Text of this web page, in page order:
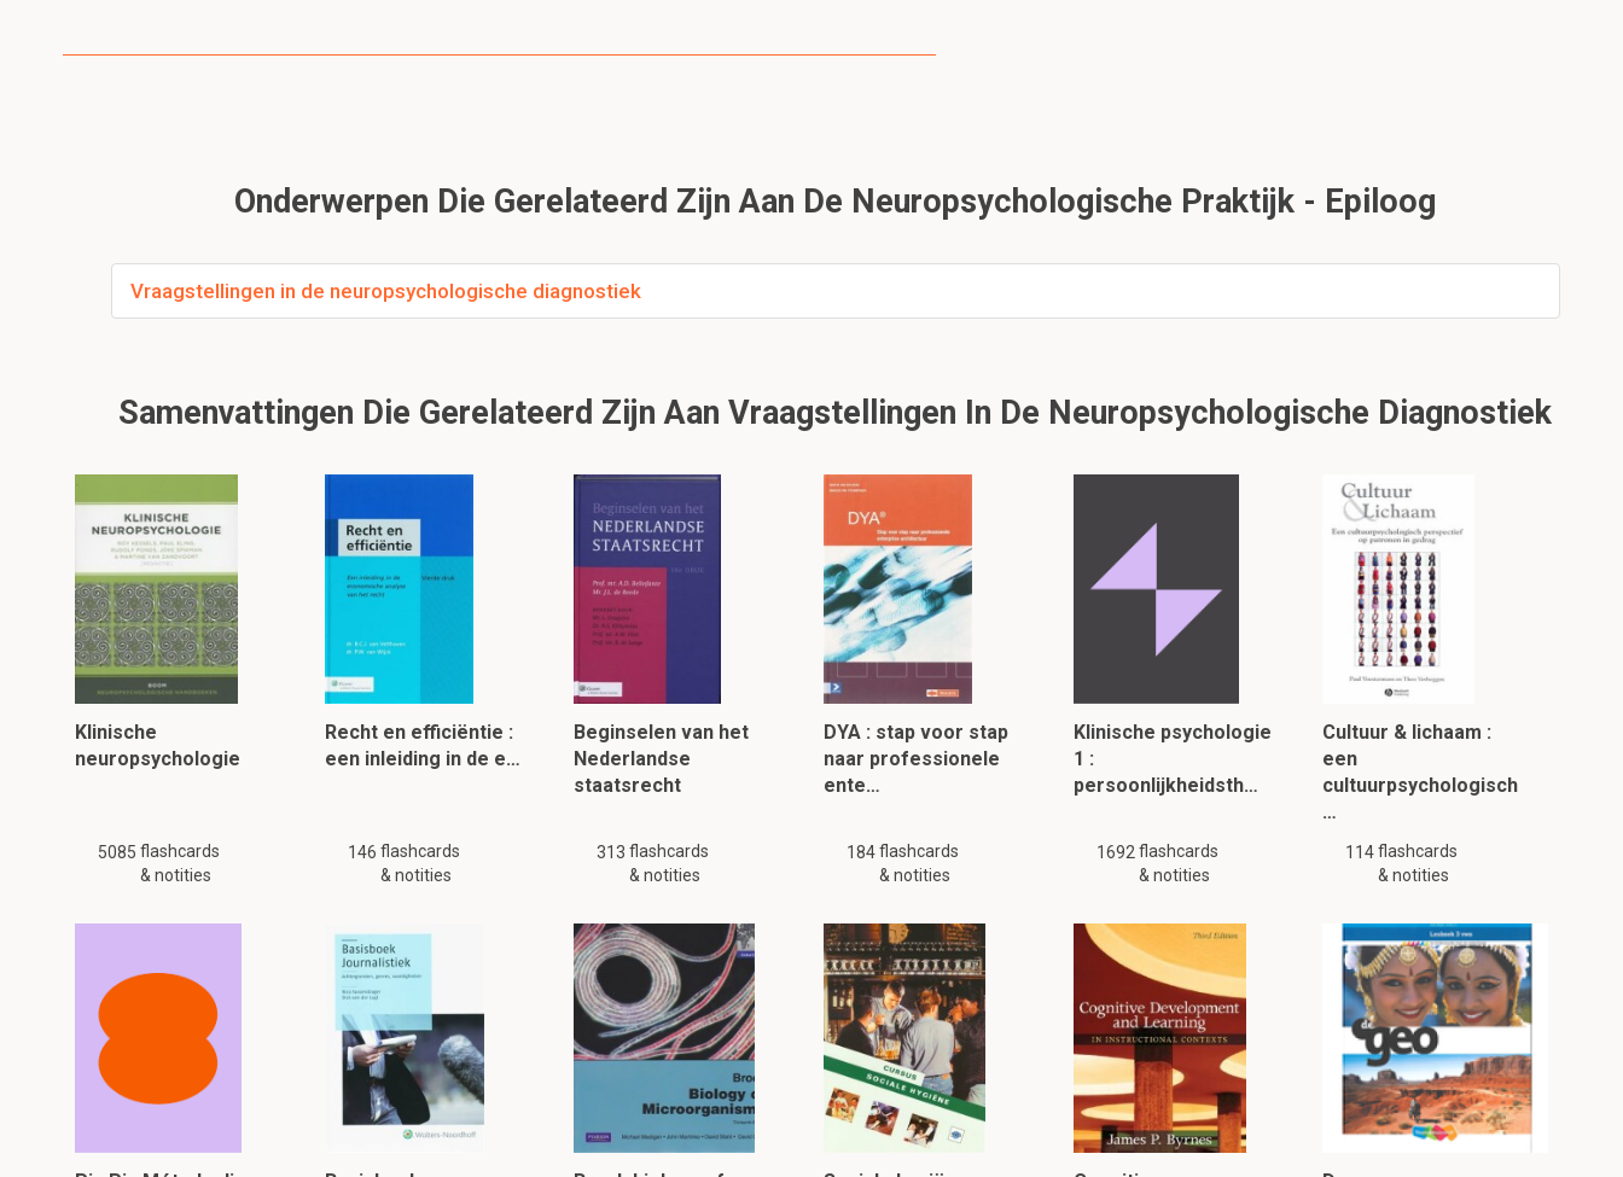
Onderwerpen Die Gerelateerd Zijn Aan De Neuropsychologische Praktijk - Epiloog
Vraagstellingen in de neuropsychologische diagnostiek
Samenvattingen Die Gerelateerd Zijn Aan Vraagstellingen In De Neuropsychologische Diagnostiek
Klinische
neuropsychologie
5085 flashcards
& notities
Recht en efficiëntie :
een inleiding in de e…
146 flashcards
& notities
Beginselen van het
Nederlandse
staatsrecht
313 flashcards
& notities
DYA : stap voor stap
naar professionele
ente…
184flashcards
& notities
Klinische psychologie
1 :
persoonlijkheidsth…
1692 flashcards
& notities
Cultuur & lichaam :
een
cultuurpsychologisch
…
114 flashcards
& notities